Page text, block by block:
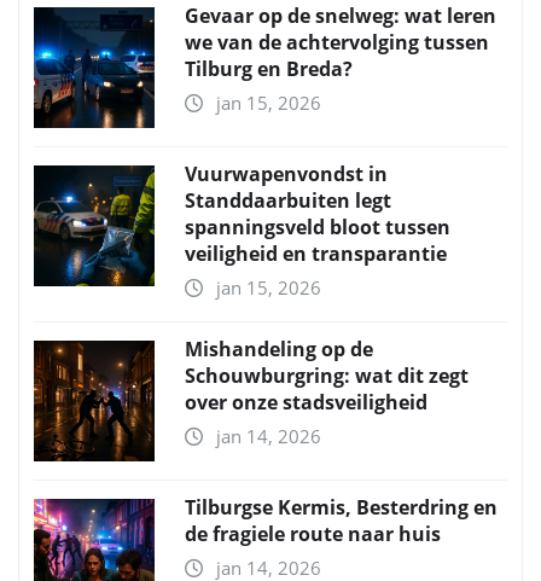
Gevaar op de snelweg: wat leren
we van de achtervolging tussen
Tilburg en Breda?
jan 15, 2026
Vuurwapenvondst in
Standdaarbuiten legt
spanningsveld bloot tussen
veiligheid en transparantie
jan 15, 2026
Mishandeling op de
Schouwburgring: wat dit zegt
over onze stadsveiligheid
jan 14, 2026
Tilburgse Kermis, Besterdring en
de fragiele route naar huis
jan 14, 2026